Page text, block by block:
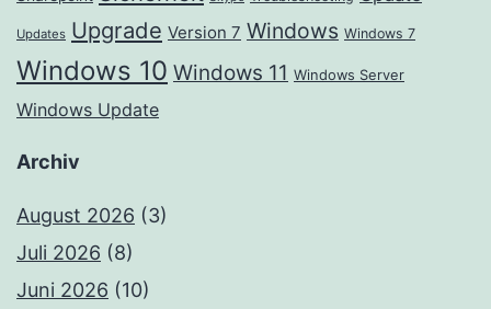
Updates Upgrade Version 7 Windows Windows 7
Windows 10 Windows 11 Windows Server
Windows Update
Archiv
August 2026 (3)
Juli 2026 (8)
Juni 2026 (10)